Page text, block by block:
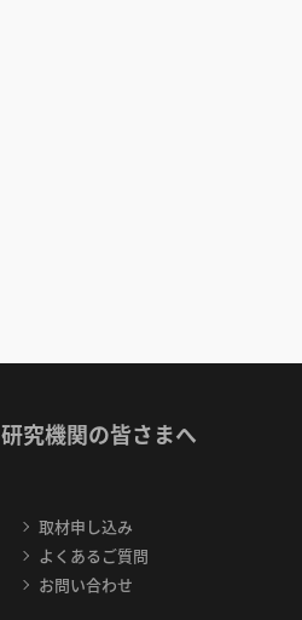
研究機関の皆さまへ
取材申し込み
よくあるご質問
お問い合わせ